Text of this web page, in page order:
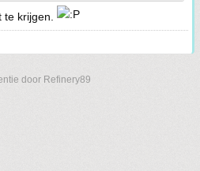
krijgen.
door Refinery89